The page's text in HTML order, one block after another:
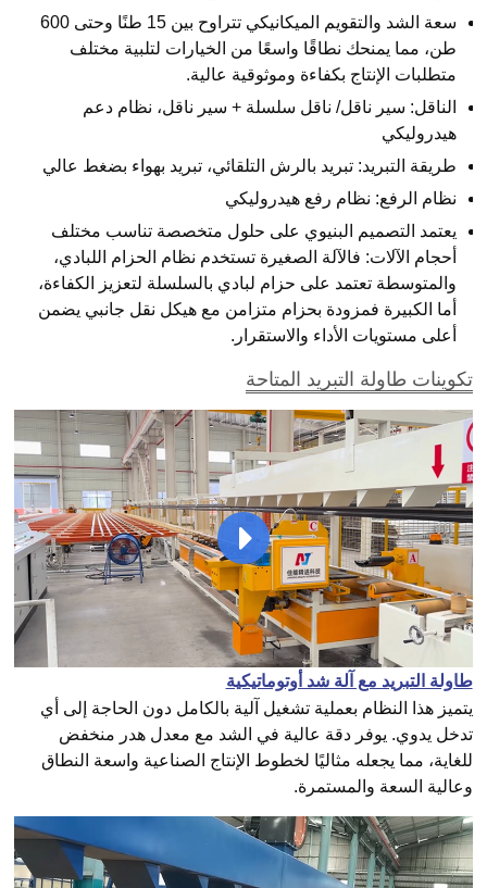
سعة الشد والتقويم الميكانيكي تتراوح بين 15 طنًا وحتى 600
طن، مما يمنحك نطاقًا واسعًا من الخيارات لتلبية مختلف
متطلبات الإنتاج بكفاءة وموثوقية عالية.
الناقل: سير ناقل/ ناقل سلسلة + سير ناقل، نظام دعم
هيدروليكي
طريقة التبريد: تبريد بالرش التلقائي، تبريد بهواء بضغط عالي
نظام الرفع: نظام رفع هيدروليكي
يعتمد التصميم البنيوي على حلول متخصصة تناسب مختلف
أحجام الآلات: فالآلة الصغيرة تستخدم نظام الحزام اللبادي،
والمتوسطة تعتمد على حزام لبادي بالسلسلة لتعزيز الكفاءة،
أما الكبيرة فمزودة بحزام متزامن مع هيكل نقل جانبي يضمن
أعلى مستويات الأداء والاستقرار.
تكوينات طاولة التبريد المتاحة
طاولة التبريد مع آلة شد أوتوماتيكية
يتميز هذا النظام بعملية تشغيل آلية بالكامل دون الحاجة إلى أي
تدخل يدوي. يوفر دقة عالية في الشد مع معدل هدر منخفض
للغاية، مما يجعله مثاليًا لخطوط الإنتاج الصناعية واسعة النطاق
وعالية السعة والمستمرة.